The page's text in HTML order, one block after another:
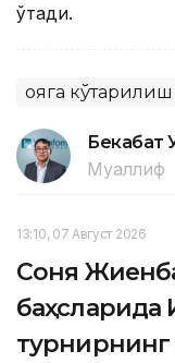
ўтади.
Қояга кўтарилиш
Бекабат
Муаллиф
13:10, 07 Август 2026
Соня
баҳсларида
турнирнинг